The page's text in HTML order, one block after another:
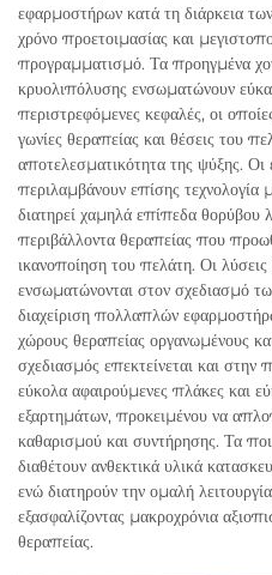
εφαρμοστήρων κατά τη διάρκεια
χρόνο προετοιμασίας και
προγραμματισμό. Τα προηγμένα
κρυολιπόλυσης ενσωματώνουν
περιστρεφόμενες κεφαλές, οι
γωνίες θεραπείας και θέσεις του
αποτελεσματικότητα της ψύξης. Οι
περιλαμβάνουν επίσης
διατηρεί χαμηλά επίπεδα θορύβου
περιβάλλοντα θεραπείας που
ικανοποίηση του πελάτη. Οι
ενσωματώνονται στον σχεδιασμό
διαχείριση πολλαπλών
χώρους θεραπείας οργανωμένους
σχεδιασμός επεκτείνεται και
εύκολα αφαιρούμενες πλάκες και
εξαρτημάτων, προκειμένου να
καθαρισμού και συντήρησης. Τα
διαθέτουν ανθεκτικά υλικά
ενώ διατηρούν την ομαλή
εξασφαλίζοντας μακροχρόνια
θεραπείας.